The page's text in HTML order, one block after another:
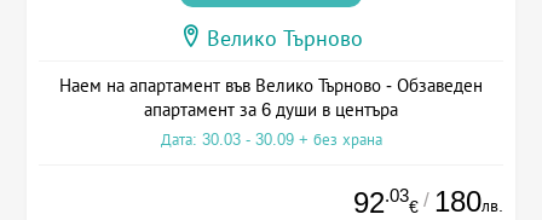
Велико Търново
Наем на апартамент във Велико Търново - Обзаведен
апартамент за 6 души в центъра
Дата: 30.03 - 30.09 + без храна
92.03
€ / 180лв.